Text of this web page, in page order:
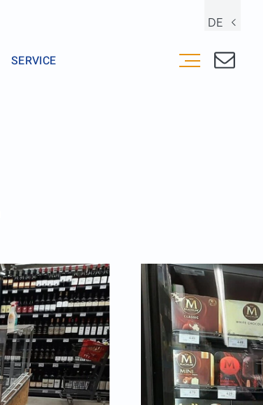
DE
SERVICE